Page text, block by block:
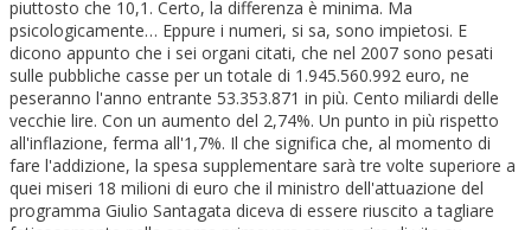
piuttosto che 10,1. Certo, la differenza è minima. Ma
psicologicamente… Eppure i numeri, si sa, sono impietosi. E
dicono appunto che i sei organi citati, che nel 2007 sono pesati
sulle pubbliche casse per un totale di 1.945.560.992 euro, ne
peseranno l'anno entrante 53.353.871 in più. Cento miliardi delle
vecchie lire. Con un aumento del 2,74%. Un punto in più rispetto
all'inflazione, ferma all'1,7%. Il che significa che, al momento di
fare l'addizione, la spesa supplementare sarà tre volte superiore a
quei miseri 18 milioni di euro che il ministro dell'attuazione del
programma Giulio Santagata diceva di essere riuscito a tagliare